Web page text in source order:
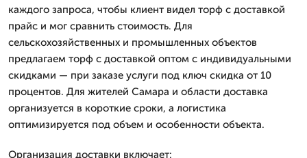
каждого запроса, чтобы клиент видел торф с доставкой
прайс и мог сравнить стоимость. Для
сельскохозяйственных и промышленных объектов
предлагаем торф с доставкой оптом с индивидуальными
скидками — при заказе услуги под ключ скидка от 10
процентов. Для жителей Самара и области доставка
организуется в короткие сроки, а логистика
оптимизируется под объем и особенности объекта.
Организация доставки включает: